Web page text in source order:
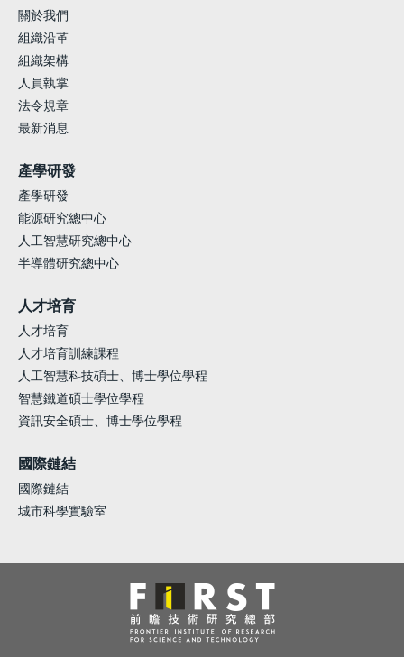
關於我們
組織沿革
組織架構
人員執掌
法令規章
最新消息
產學研發
產學研發
能源研究總中心
人工智慧研究總中心
半導體研究總中心
人才培育
人才培育
人才培育訓練課程
人工智慧科技碩士、博士學位學程
智慧鐵道碩士學位學程
資訊安全碩士、博士學位學程
國際鏈結
國際鏈結
城市科學實驗室